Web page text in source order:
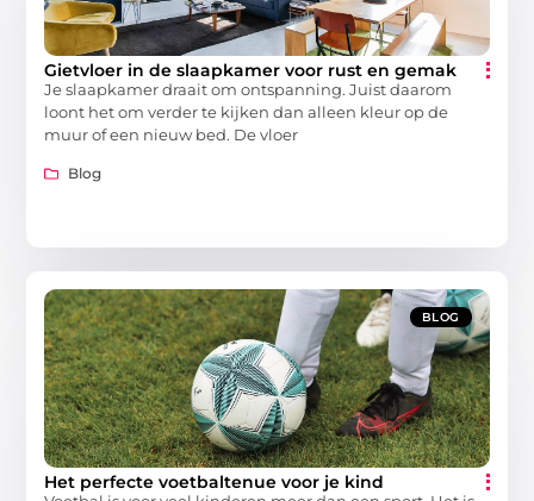
Gietvloer in de slaapkamer voor rust en gemak
Je slaapkamer draait om ontspanning. Juist daarom
loont het om verder te kijken dan alleen kleur op de
muur of een nieuw bed. De vloer
Blog
BLOG
Het perfecte voetbaltenue voor je kind